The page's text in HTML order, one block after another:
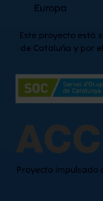
Europa
Este proyecto está
de Cataluña y por
Proyecto impulsado